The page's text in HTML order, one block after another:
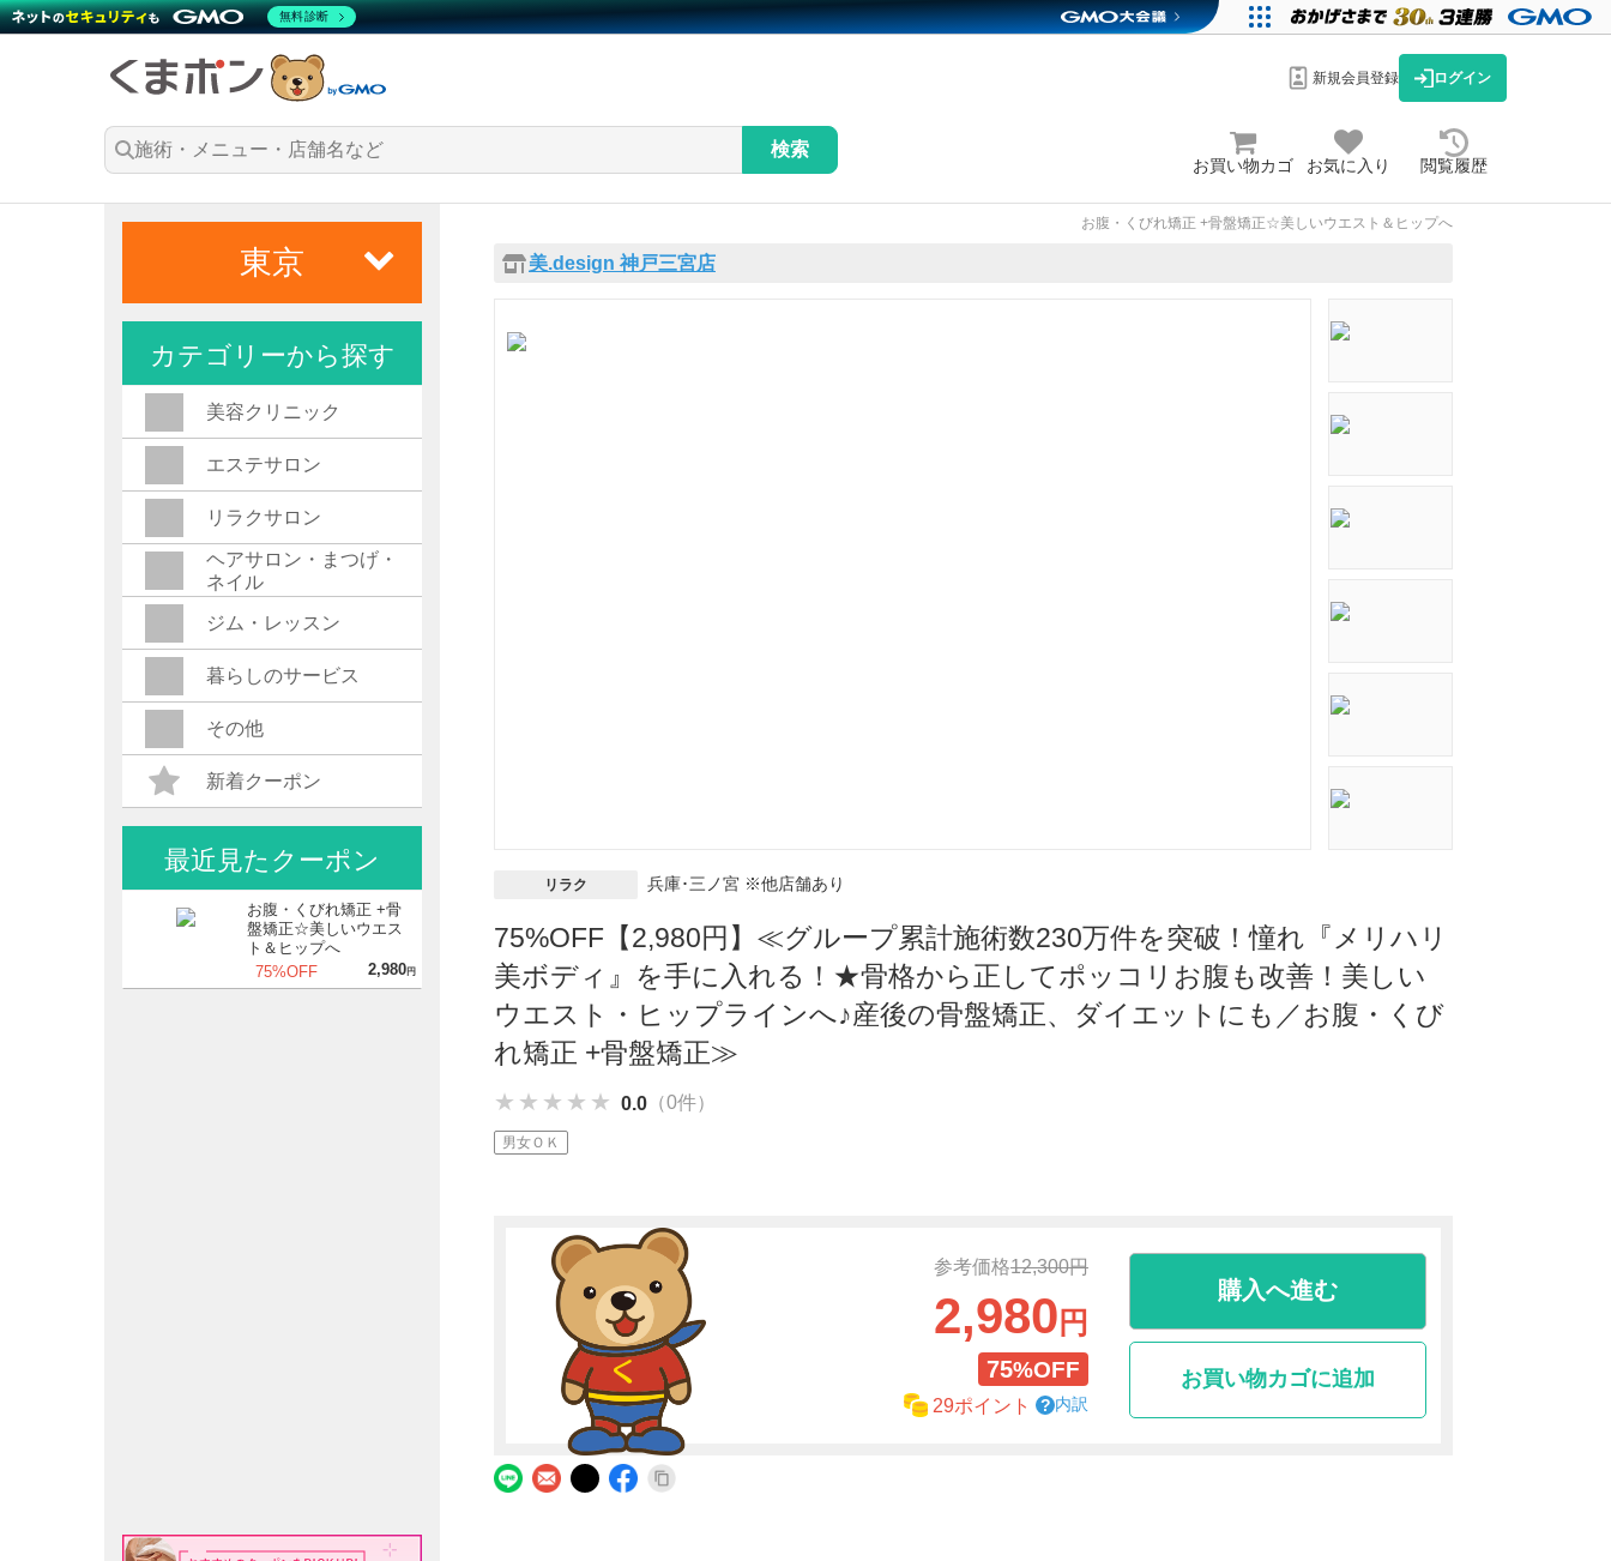
新規会員登録 ログイン
検索
お買い物カゴ お気に入り 閲覧履歴
お腹・くびれ矯正 +骨盤矯正☆美しいウエスト＆ヒップへ
美.design 神戸三宮店
リラク 兵庫･三ノ宮 ※他店舗あり
75%OFF【2,980円】≪グループ累計施術数230万件を突破！憧れ『メリハリ
美ボディ』を手に入れる！★骨格から正してポッコリお腹も改善！美しい
ウエスト・ヒップラインへ♪産後の骨盤矯正、ダイエットにも／お腹・くび
れ矯正 +骨盤矯正≫
★★★★★
★★★★★
★★★★★ 0.0 （0件）
男女ＯＫ
参考価格12,300円
2,980 円
75%OFF
29ポイント 内訳
購入へ進む
お買い物カゴに追加
東京
カテゴリーから探す
美容クリニック
エステサロン
リラクサロン
ヘアサロン・まつげ・
ネイル
ジム・レッスン
暮らしのサービス
その他
新着クーポン
最近見たクーポン
お腹・くびれ矯正 +骨
盤矯正☆美しいウエス
ト＆ヒップへ
75%OFF
2,980円
無料診断